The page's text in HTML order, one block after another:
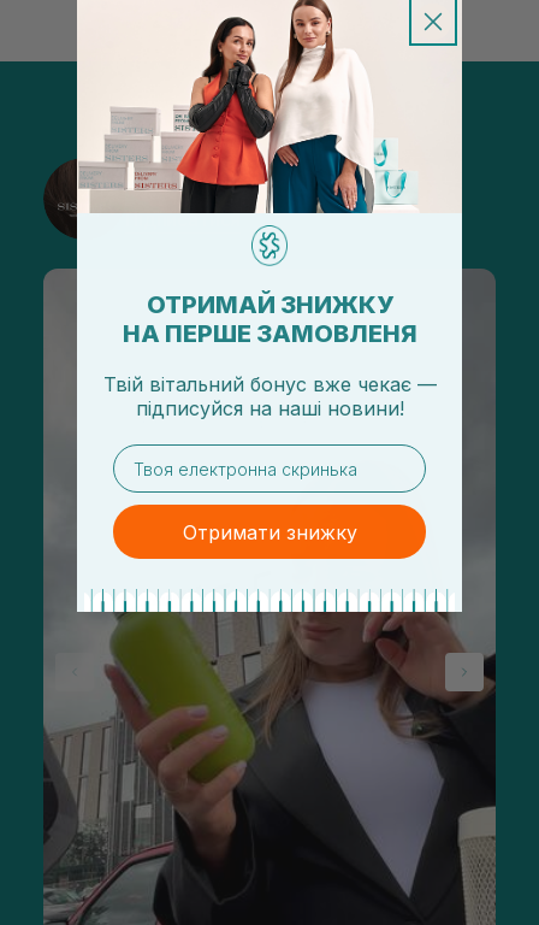
@sisters_stelmakh в Instagram
Підписатися
ОТРИМАЙ ЗНИЖКУ
НА ПЕРШЕ ЗАМОВЛЕНЯ
Твій вітальний бонус вже чекає —
підписуйся на наші новини!
email
Отримати знижку